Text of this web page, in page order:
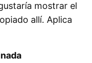
mostrar el
allí. Aplica